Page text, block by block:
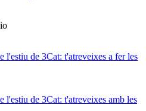
l'estiu de 3Cat: t'atreveixes a fer les
l'estiu de 3Cat: t'atreveixes amb les